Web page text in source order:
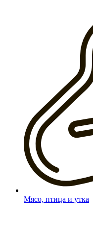
Мясо, птица и утка